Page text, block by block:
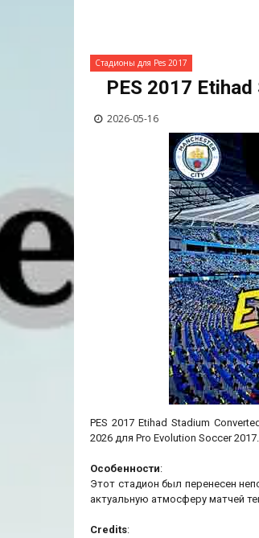
Стадионы для Pes 2017
PES 2017
2026-05-16
PES 2017 Etihad Stadium
2026 для Pro Evolution Soccer 2017.
Особенности:
Этот стадион был перенесен
актуальную атмосферу матчей
Credits: